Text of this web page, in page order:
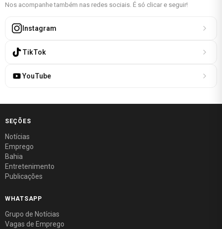
Nos acompanhe também nas redes sociais. É só clicar e seguir!
Instagram
TikTok
YouTube
SEÇÕES
Notícias
Emprego
Bahia
Entretenimento
Publicações
WHATSAPP
Grupo de Notícias
Vagas de Emprego